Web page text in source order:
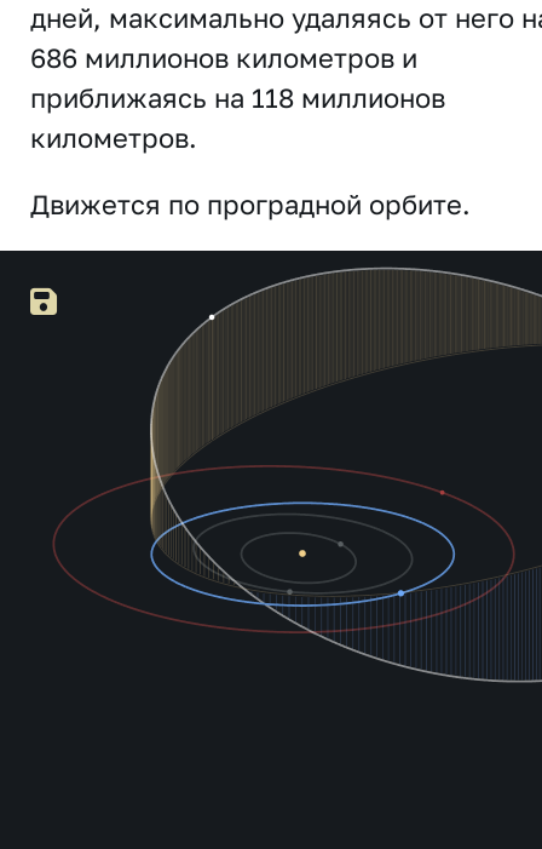
дней, максимально удаляясь от него
686 миллионов километров и
приближаясь на 118 миллионов
километров.
Движется по проградной орбите.